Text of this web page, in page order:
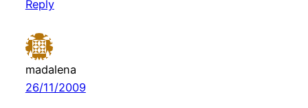
Reply
madalena
26/11/2009